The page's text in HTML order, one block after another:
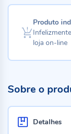
Produto
loja on-line
Sobre o
Detalhes